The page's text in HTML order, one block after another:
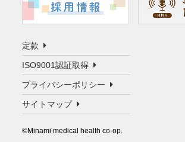
定款
ISO9001認証取得
プライバシーポリシー
サイトマップ
©️Minami medical health co-op.